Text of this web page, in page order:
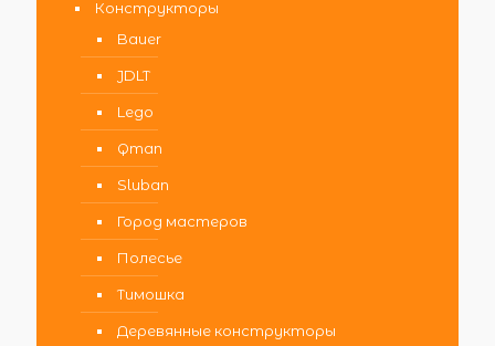
Конструкторы
Bauer
JDLT
Lego
Qman
Sluban
Город мастеров
Полесье
Тимошка
Деревянные конструкторы